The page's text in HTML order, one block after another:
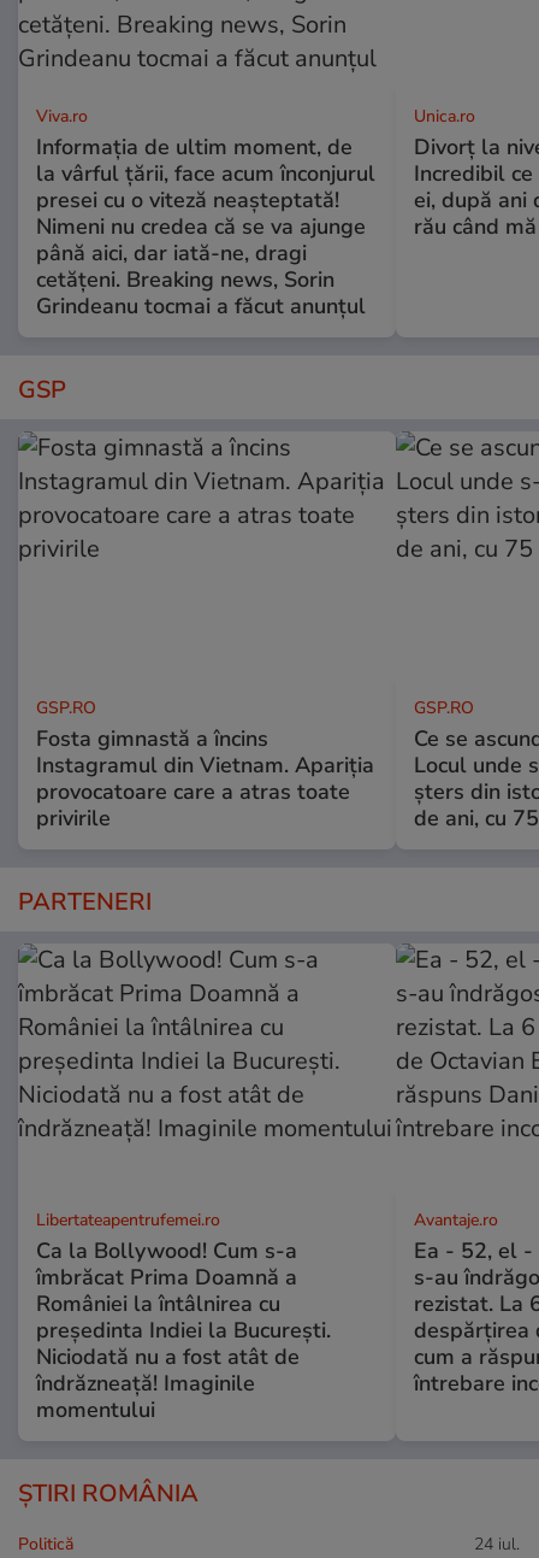
Viva.ro
Informația de ultim moment, de
la vârful țării, face acum înconjurul
presei cu o viteză neașteptată!
Nimeni nu credea că se va ajunge
până aici, dar iată-ne, dragi
cetățeni. Breaking news, Sorin
Grindeanu tocmai a făcut anunțul
Unica.ro
Divorț la
Incredibil
ei, după ani
rău când
GSP
GSP.RO
Fosta gimnastă a încins
Instagramul din Vietnam. Apariția
provocatoare care a atras toate
privirile
GSP.RO
Ce se
Locul unde
șters din
de ani, cu
PARTENERI
Libertateapentrufemei.ro
Ca la Bollywood! Cum s-a
îmbrăcat Prima Doamnă a
României la întâlnirea cu
președinta Indiei la București.
Niciodată nu a fost atât de
îndrăzneață! Imaginile
momentului
Avantaje.ro
Ea - 52, el -
s-au
rezistat. La
despărțirea
cum a
întrebare
ȘTIRI ROMÂNIA
Politică 24 iul.